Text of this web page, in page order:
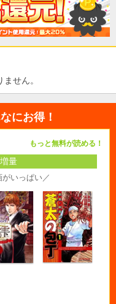
せん。
にお得！
もっと無料が読める！
量
いっぱい／